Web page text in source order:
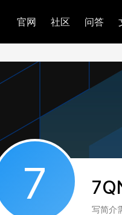
官网 社区 问答
7
写简介